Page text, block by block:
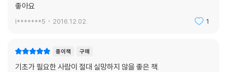
좋아요
l*******5 2016.12.02. 1
종이책 구매
기초가 필요한 사람이 절대 실망하지 않을 좋은 책.